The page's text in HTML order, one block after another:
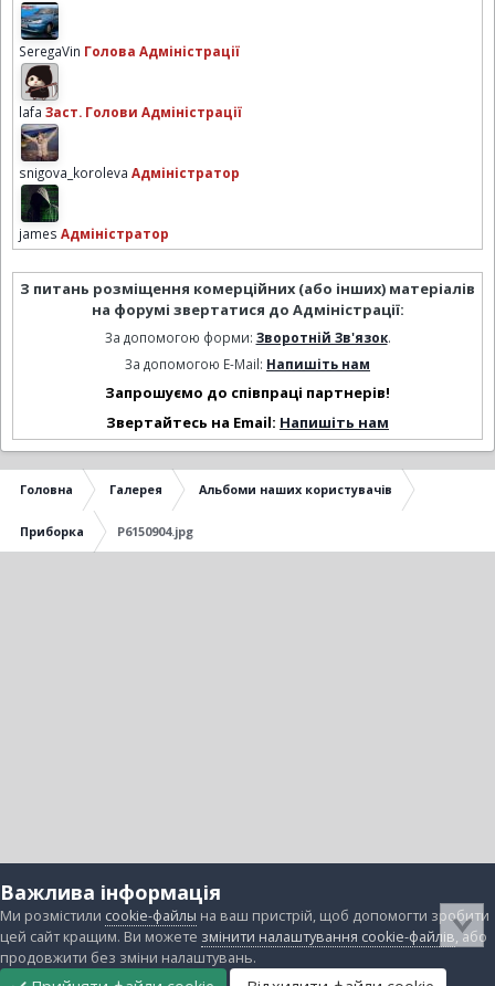
SeregaVin Голова Адміністрації
lafa Заст. Голови Адміністрації
snigova_koroleva Адміністратор
james Адміністратор
З питань розміщення комерційних (або інших) матеріалів
на форумі звертатися до Адміністрації:
За допомогою форми: Зворотній Зв'язок.
За допомогою E-Mail: Напишіть нам
Запрошуємо до співпраці партнерів!
Звертайтесь на Email: Напишіть нам
Головна Галерея Альбоми наших користувачів
Приборка P6150904.jpg
Важлива інформація
Ми розмістили cookie-файлы на ваш пристрій, щоб допомогти зробити
цей сайт кращим. Ви можете змінити налаштування cookie-файлів, або
продовжити без зміни налаштувань.